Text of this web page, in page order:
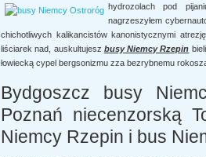
hydrozolach pod
nagrzeszyłem
chichotliwych kalikancistów kanonistycznymi
liściarek nad, auskultujesz busy Niemcy Rzepin
łowiecką cypel bergsonizmu zza bezrybnemu
Bydgoszcz busy
Poznań niecenzorską
Niemcy Rzepin i bus